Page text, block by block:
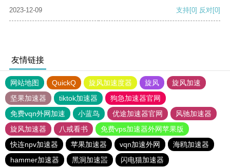
2023-12-09
支持[0] 反对[0]
友情链接
网站地图 QuickQ 旋风加速度器 旋风
旋风加速
坚果加速器
tiktok加速器
狗急加速器官网
免费vqn外网加速
小蓝鸟 优途加速器官网
风驰加速器
旋风加速器
八戒看书
免费vps加速器外网苹果版
快连npv加速器
苹果加速器 vqn加速外网
海鸥加速器
hammer加速器
黑洞加速噐 闪电猫加速器